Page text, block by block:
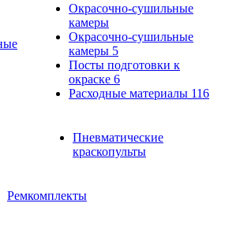
Окрасочно-сушильные
камеры
Окрасочно-сушильные
камеры 5
Посты подготовки к
окраске 6
Расходные материалы 116
Пневматические
краскопульты
Ремкомплекты